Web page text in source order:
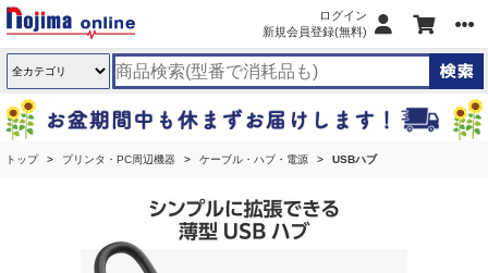
ログイン
新規会員登録(無料)
トップ プリンタ・PC周辺機器 ケーブル・ハブ・電源 USBハブ